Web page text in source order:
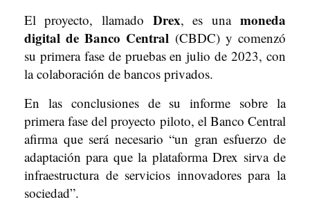
El proyecto, llamado Drex, es una moneda
digital de Banco Central (CBDC) y comenzó
su primera fase de pruebas en julio de 2023, con
la colaboración de bancos privados.
En las conclusiones de su informe sobre la
primera fase del proyecto piloto, el Banco Central
afirma que será necesario “un gran esfuerzo de
adaptación para que la plataforma Drex sirva de
infraestructura de servicios innovadores para la
sociedad”.